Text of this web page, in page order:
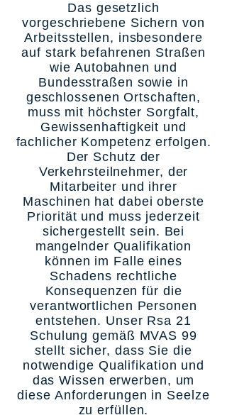
Das gesetzlich
vorgeschriebene Sichern von
Arbeitsstellen, insbesondere
auf stark befahrenen Straßen
wie Autobahnen und
Bundesstraßen sowie in
geschlossenen Ortschaften,
muss mit höchster Sorgfalt,
Gewissenhaftigkeit und
fachlicher Kompetenz erfolgen.
Der Schutz der
Verkehrsteilnehmer, der
Mitarbeiter und ihrer
Maschinen hat dabei oberste
Priorität und muss jederzeit
sichergestellt sein. Bei
mangelnder Qualifikation
können im Falle eines
Schadens rechtliche
Konsequenzen für die
verantwortlichen Personen
entstehen. Unser Rsa 21
Schulung gemäß MVAS 99
stellt sicher, dass Sie die
notwendige Qualifikation und
das Wissen erwerben, um
diese Anforderungen in Seelze
zu erfüllen.